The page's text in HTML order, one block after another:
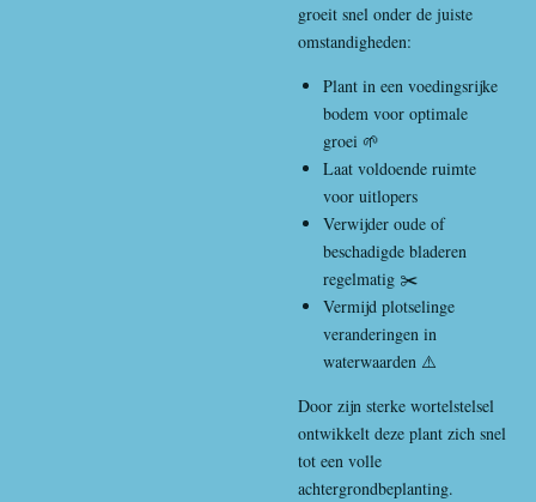
groeit snel onder de juiste
omstandigheden:
Plant in een voedingsrijke
bodem voor optimale
groei 🌱
Laat voldoende ruimte
voor uitlopers
Verwijder oude of
beschadigde bladeren
regelmatig ✂️
Vermijd plotselinge
veranderingen in
waterwaarden ⚠️
Door zijn sterke wortelstelsel
ontwikkelt deze plant zich snel
tot een volle
achtergrondbeplanting.